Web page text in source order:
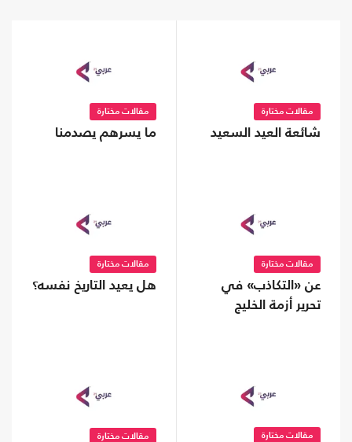
مقالات مختارة
شائعة العيد السعيد
مقالات مختارة
ما يسرهم يصدمنا
مقالات مختارة
عن «التكاذب» في
تحرير أزمة الخليج
مقالات مختارة
هل يعيد التاريخ نفسه؟
مقالات مختارة مقالات مختارة